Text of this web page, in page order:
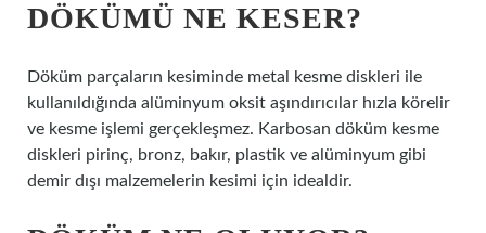
DÖKÜMÜ NE KESER?
Döküm parçaların kesiminde metal kesme diskleri ile
kullanıldığında alüminyum oksit aşındırıcılar hızla körelir
ve kesme işlemi gerçekleşmez. Karbosan döküm kesme
diskleri pirinç, bronz, bakır, plastik ve alüminyum gibi
demir dışı malzemelerin kesimi için idealdir.